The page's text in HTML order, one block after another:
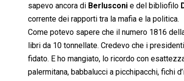
sapevo ancora di Berlusconi e del bibliofilo
corrente dei rapporti tra la mafia e la politica.
Come potevo sapere che il numero 1816
libri da 10 tonnellate. Credevo che i
fidato. E ho mangiato, lo ricordo con
palermitana, babbalucci a picchipacchi, fichi